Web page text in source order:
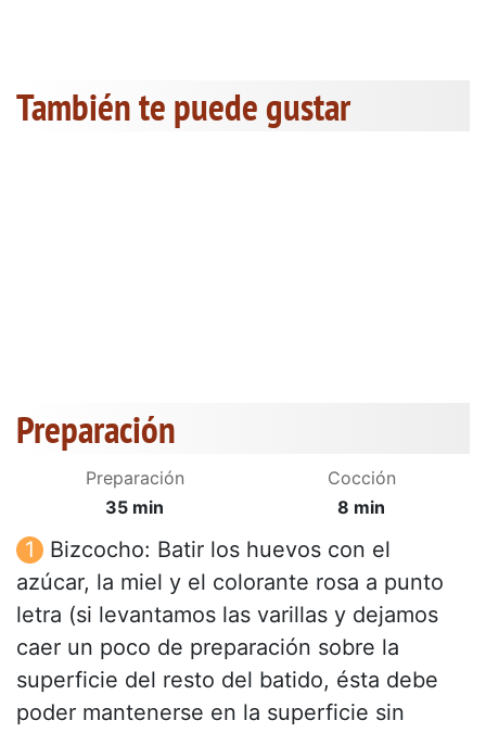
También te puede gustar
Preparación
Preparación
35 min
Cocción
8 min
Bizcocho: Batir los huevos con el
azúcar, la miel y el colorante rosa a punto
letra (si levantamos las varillas y dejamos
caer un poco de preparación sobre la
superficie del resto del batido, ésta debe
poder mantenerse en la superficie sin